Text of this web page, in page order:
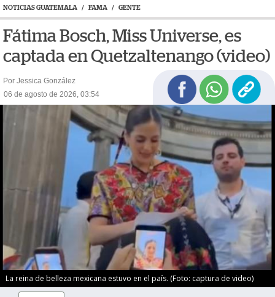
NOTICIAS GUATEMALA / FAMA / GENTE
Fátima Bosch, Miss Universe, es
captada en Quetzaltenango (video)
Por Jessica González
06 de agosto de 2026, 03:54
La reina de belleza mexicana estuvo en el país. (Foto: captura de video)